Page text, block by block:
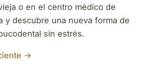
o en el centro médico de
y descubre una nueva forma de
sin estrés.
→